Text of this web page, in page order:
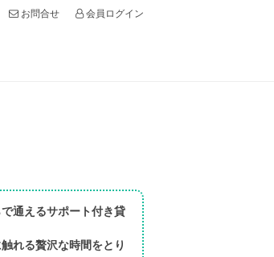
お問合せ 会員ログイン
通えるサポート付き貸
れる贅沢な時間をとり